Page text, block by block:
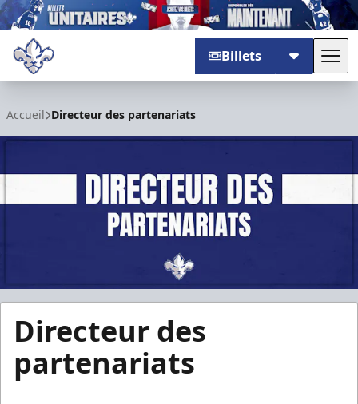
Billets
Accueil Directeur des partenariats
Directeur des
partenariats